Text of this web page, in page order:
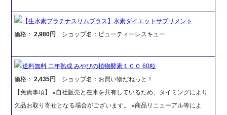
【生水素プラチナスリムプラス】水素ダイエットサプリメント
価格：2,980円 ショップ名：ビューティーレスキュー
送料無料 二年熟成 みやびの植物酵素１００ 60粒
価格：2,435円
ショップ名：お買い物だねっと！
【免責事項】 ※自社販売と在庫を共有しているため、タイミングにより
欠品お取り寄せとなる場合がございます。 ※商品リニューアル等によ